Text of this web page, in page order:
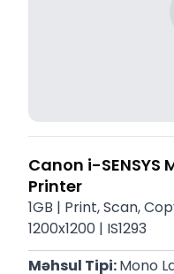
Canon i-SENSYS
Printer
1GB | Print, Scan,
1200x1200 | IS1293
Məhsul Tipi: Mono